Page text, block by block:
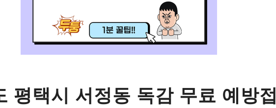
평택시 서정동 독감 무료 예방접